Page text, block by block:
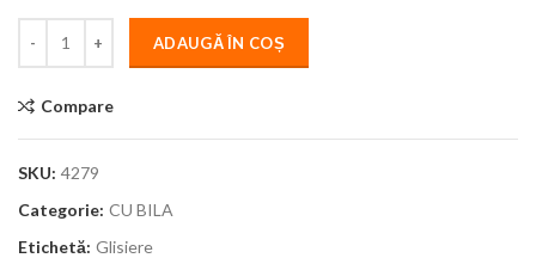
ADAUGĂ ÎN COȘ
Compare
SKU: 4279
Categorie: CU BILA
Etichetă: Glisiere